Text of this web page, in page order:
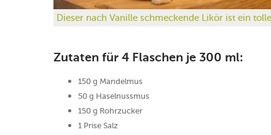
Dieser nach Vanille schmeckende Likör ist ein
Zutaten für 4 Flaschen je 300 ml:
150 g Mandelmus
50 g Haselnussmus
150 g Rohrzucker
1 Prise Salz